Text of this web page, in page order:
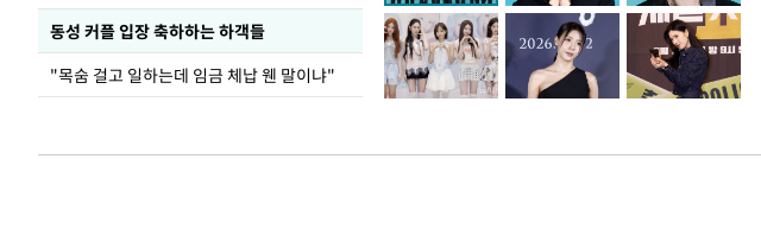
동성 커플 입장 축하하는 하객들
"목숨 걸고 일하는데 임금 체납 웬 말이냐"